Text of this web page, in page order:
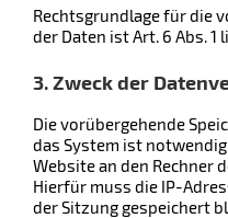
Rechtsgrundlage für die
der Daten ist Art. 6 Abs. 1
3. Zweck der
Die vorübergehende
das System ist
Website an den Rechner
Hierfür muss die IP-
der Sitzung gespeichert